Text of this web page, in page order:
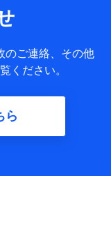
シャルグループが
、又は保有する情
、住所、生年月
保険加入の目的、
方法、車のメーカ
応対記録（お客様
ルマガジンを提供
保険の更改案内等
の情報）が含まれ
シャルグループが
、保険商品の内
のご連絡、その他
ください。
ら